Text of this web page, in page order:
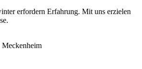
erfordern Erfahrung. Mit uns erzielen